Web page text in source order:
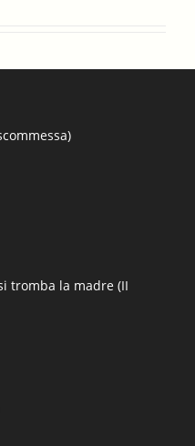
tromba la madre (II